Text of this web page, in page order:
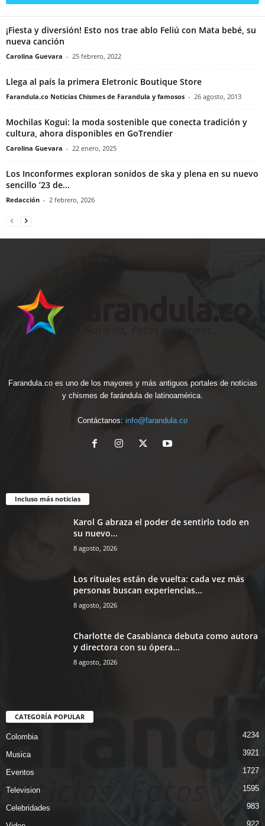
¡Fiesta y diversión! Esto nos trae ablo Feliú con Mata bebé, su
nueva canción
Carolina Guevara - 25 febrero, 2022
Llega al país la primera Eletronic Boutique Store
Farandula.co Noticias Chismes de Farandula y famosos - 26 agosto, 2013
Mochilas Kogui: la moda sostenible que conecta tradición y
cultura, ahora disponibles en GoTrendier
Carolina Guevara - 22 enero, 2025
Los Inconformes exploran sonidos de ska y plena en su nuevo
sencillo ’23 de...
Redacción - 2 febrero, 2026
Farandula.co es uno de los mayores y más antiguos portales de noticias
y chismes de farándula de latinoamérica.
Contáctanos: info@farandula.co
Incluso más noticias
Karol G abraza el poder de sentirlo todo en
su nuevo...
8 agosto, 2026
Los rituales están de vuelta: cada vez más
personas buscan experiencias...
8 agosto, 2026
Charlotte de Casabianca debuta como autora
y directora con su ópera...
8 agosto, 2026
CATEGORÍA POPULAR
Colombia 4234
Musica 3921
Eventos 1727
Television 1595
Celebridades 983
922